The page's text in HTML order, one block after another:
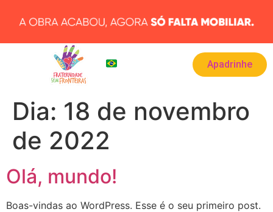
BRA Apadrinhe
Dia: 18 de novembro
de 2022
Olá, mundo!
Boas-vindas ao WordPress. Esse é o seu primeiro post.